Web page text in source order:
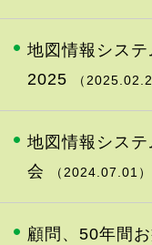
地図情報シス
2025
（
地図情報シス
会
（2024.07.01）
顧問、50年間